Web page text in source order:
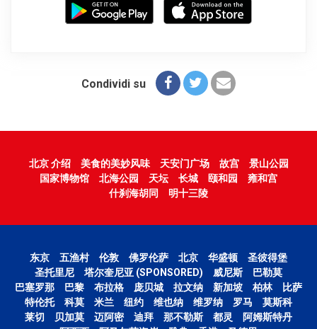
Condividi su
北京 介绍 美食的美妙风味 天安门广场 故宫
景山公园
国家博物馆
北海公园 天坛 长城 颐和园
雍和宫
什刹海胡同
明十三陵
东京 五渔村 伦敦 佛罗伦萨 北京 华盛顿
圣彼得堡
圣托里尼
塔尔奎尼亚 (SPONSORED) 威尼斯
巴勒莫
巴塞罗那
巴黎 布拉格 庞贝城 拉文纳 新加坡 柏林
比萨
特伦托
科莫 米兰 纽约 维也纳 维罗纳 罗马
莫斯科
莱切
贝加莫 迈阿密 迪拜 那不勒斯 都灵
阿姆斯特丹